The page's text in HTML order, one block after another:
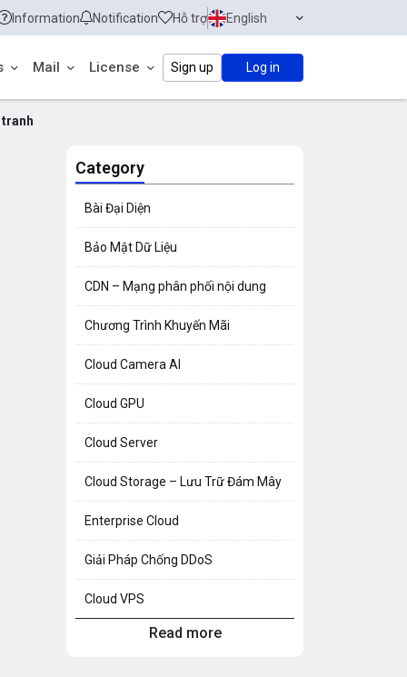
Information Notification Hỗ trợ English
Mail License Sign up Log in
tranh
Category
Bài Đại Diện
Bảo Mật Dữ Liệu
CDN – Mạng phân phối nội dung
Chương Trình Khuyến Mãi
Cloud Camera AI
Cloud GPU
Cloud Server
Cloud Storage – Lưu Trữ Đám Mây
Enterprise Cloud
Giải Pháp Chống DDoS
Cloud VPS
Hosting Knowledge
Read more